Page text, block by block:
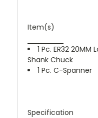
Item(s)
1 Pc. ER32
Shank Chuck
1 Pc. C-Spanner
Specification